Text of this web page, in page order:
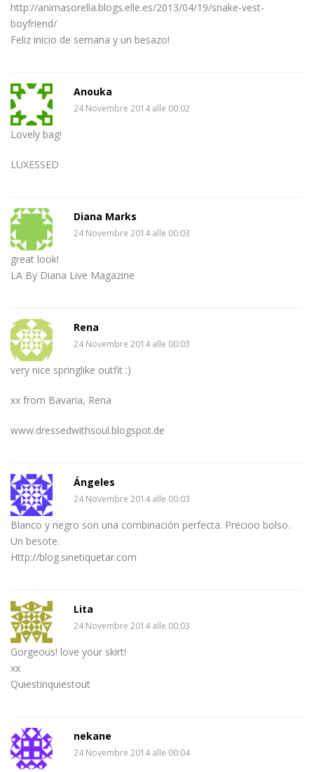
http://animasorella.blogs.elle.es/2013/04/19/snake-vest-
boyfriend/
Feliz inicio de semana y un besazo!
Anouka
24 Novembre 2014 alle 00:02
Lovely bag!
LUXESSED
Diana Marks
24 Novembre 2014 alle 00:03
great look!
LA By Diana Live Magazine
Rena
24 Novembre 2014 alle 00:03
very nice springlike outfit :)
xx from Bavaria, Rena
www.dressedwithsoul.blogspot.de
Ángeles
24 Novembre 2014 alle 00:03
Blanco y negro son una combinación perfecta. Precioo bolso.
Un besote.
Http://blog.sinetiquetar.com
Lita
24 Novembre 2014 alle 00:03
Gorgeous! love your skirt!
xx
Quiestinquiestout
nekane
24 Novembre 2014 alle 00:04